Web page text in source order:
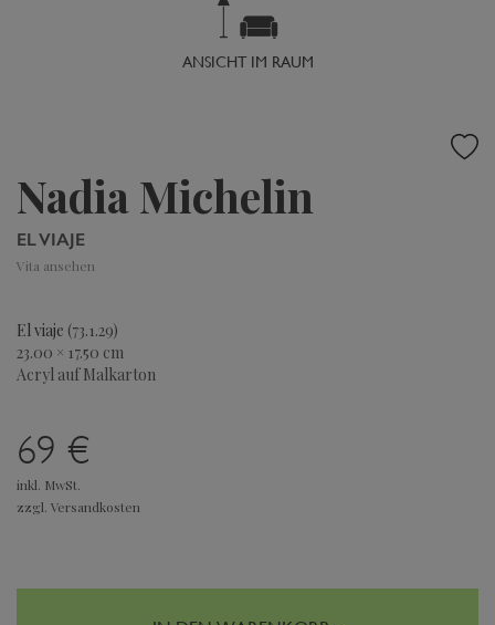
ANSICHT IM RAUM
Nadia Michelin
EL VIAJE
Vita ansehen
El viaje (73.1.29)
23.00 × 17.50 cm
Acryl auf Malkarton
69 €
inkl. MwSt.
zzgl. Versandkosten